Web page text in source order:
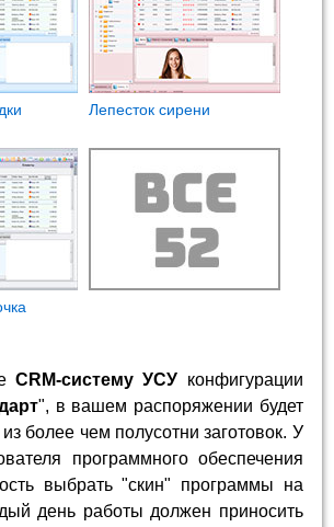
Лепесток сирени
CRM-систему УСУ конфигурации
", в вашем распоряжении будет
более чем полусотни заготовок. У
программного обеспечения
выбрать "скин" программы на
день работы должен приносить